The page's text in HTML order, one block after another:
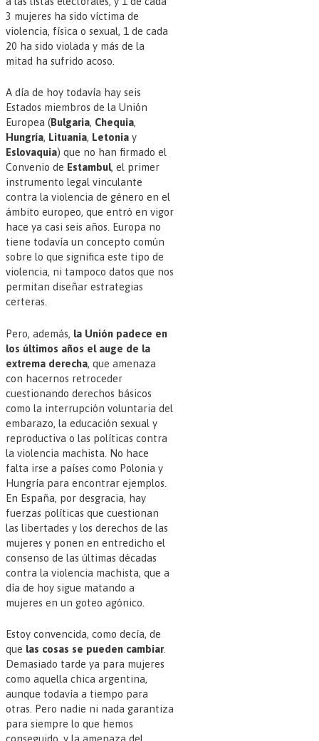
3 mujeres ha sido víctima de
violencia, física o sexual, 1 de cada
20 ha sido violada y más de la
mitad ha sufrido acoso.
A día de hoy todavía hay seis
Estados miembros de la Unión
Europea (Bulgaria, Chequia,
Hungría, Lituania, Letonia y
Eslovaquia) que no han firmado el
Convenio de Estambul, el primer
instrumento legal vinculante
contra la violencia de género en el
ámbito europeo, que entró en vigor
hace ya casi seis años. Europa no
tiene todavía un concepto común
sobre lo que significa este tipo de
violencia, ni tampoco datos que nos
permitan diseñar estrategias
certeras.
Pero, además, la Unión padece en
los últimos años el auge de la
extrema derecha, que amenaza
con hacernos retroceder
cuestionando derechos básicos
como la interrupción voluntaria del
embarazo, la educación sexual y
reproductiva o las políticas contra
la violencia machista. No hace
falta irse a países como Polonia y
Hungría para encontrar ejemplos.
En España, por desgracia, hay
fuerzas políticas que cuestionan
las libertades y los derechos de las
mujeres y ponen en entredicho el
consenso de las últimas décadas
contra la violencia machista, que a
día de hoy sigue matando a
mujeres en un goteo agónico.
Estoy convencida, como decía, de
que las cosas se pueden cambiar.
Demasiado tarde ya para mujeres
como aquella chica argentina,
aunque todavía a tiempo para
otras. Pero nadie ni nada garantiza
para siempre lo que hemos